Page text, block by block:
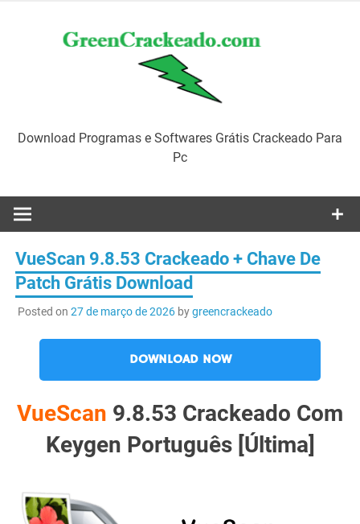
Download Programas e Softwares Grátis Crackeado Para
Pc
VueScan 9.8.53 Crackeado + Chave De
Patch Grátis Download
Posted on 27 de março de 2026bygreencrackeado
DOWNLOAD NOW
VueScan 9.8.53 Crackeado Com
Keygen Português [Última]